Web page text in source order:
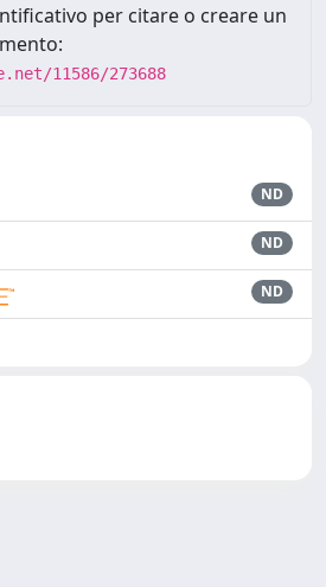
per citare o creare un
11586/273688
ND
ND
ND